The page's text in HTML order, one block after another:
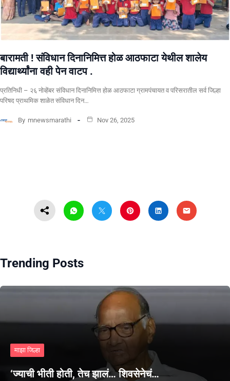
बारामती ! संविधान दिनानिमित्त होळ आठफाटा येथील शालेय
विद्यार्थ्यांना वही पेन वाटप .
प्रतिनिधी – २६ नोव्हेंबर संविधान दिनानिमित्त होळ आठफाटा ग्रामपंचायत व परिसरातील सर्व जिल्हा
परिषद प्राथमिक शाळेत संविधान दिन…
By mnewsmarathi Nov 26, 2025
Trending Posts
माझा जिल्हा
‘ज्याची भीती होती, तेच झालं… शिवसेनेचं…